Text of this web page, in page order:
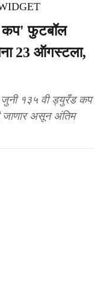
कप' फुटबॉल
23 ऑगस्टला,
जुनी १३५ वी ड्युरँड कप
जाणार असून अंतिम